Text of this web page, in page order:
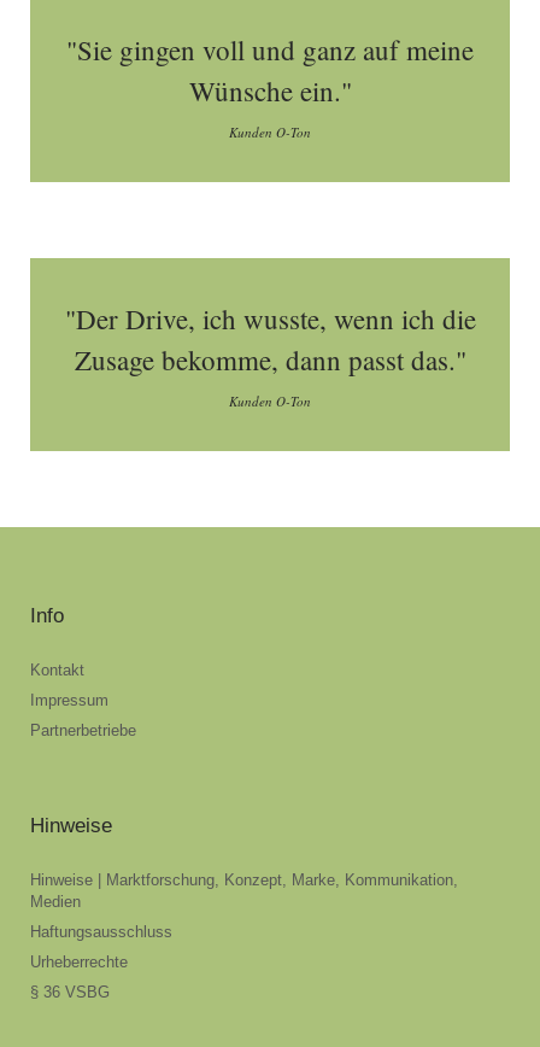
"Sie gingen voll und ganz auf meine
Wünsche ein."
Kunden O-Ton
"Der Drive, ich wusste, wenn ich die
Zusage bekomme, dann passt das."
Kunden O-Ton
Info
Kontakt
Impressum
Partnerbetriebe
Hinweise
Hinweise | Marktforschung, Konzept, Marke, Kommunikation,
Medien
Haftungsausschluss
Urheberrechte
§ 36 VSBG